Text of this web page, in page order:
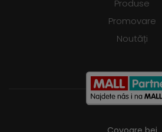
Produse
Promovare
Noutăți